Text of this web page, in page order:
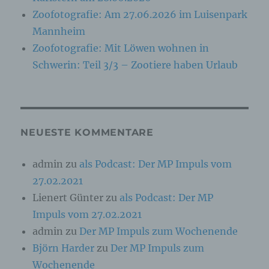
Zoofotografie: Am 27.06.2026 im Luisenpark
Mannheim
Zoofotografie: Mit Löwen wohnen in
Schwerin: Teil 3/3 – Zootiere haben Urlaub
NEUESTE KOMMENTARE
admin zu als Podcast: Der MP Impuls vom
27.02.2021
Lienert Günter zu als Podcast: Der MP
Impuls vom 27.02.2021
admin zu Der MP Impuls zum Wochenende
Björn Harder zu Der MP Impuls zum
Wochenende
insbesondere mittels Zuordnung zu einer
Kennung wie einem Namen, zu einer
Kennnummer, zu Standortdaten, zu einer
Online-Kennung oder zu einem oder mehreren
besonderen Merkmalen, die Ausdruck der
psychischen, wirtschaftlichen, kulturellen oder
b) betroffene Person
identifizierbare natürliche Person, deren
personenbezogene Daten von dem für die
Verarbeitung Verantwortlichen verarbeitet
werden.
c) Verarbeitung
Verarbeitung ist jeder mit oder ohne Hilfe